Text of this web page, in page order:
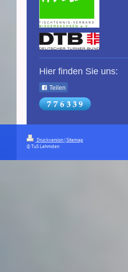
Hier finden Sie uns:
Teilen
Druckversion Sitemap
© TuS Lehmden